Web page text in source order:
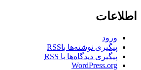
اطلاعات
ورود
پیگیری نوشته‌ها باRSS
پیگیری دیدگاه‌ها با RSS
WordPress.org